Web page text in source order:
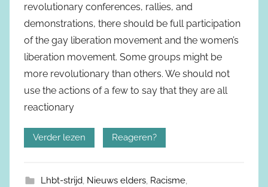
revolutionary conferences, rallies, and
demonstrations, there should be full participation
of the gay liberation movement and the women’s
liberation movement. Some groups might be
more revolutionary than others. We should not
use the actions of a few to say that they are all
reactionary
Verder lezen Reageren?
Lhbt-strijd, Nieuws elders, Racisme,